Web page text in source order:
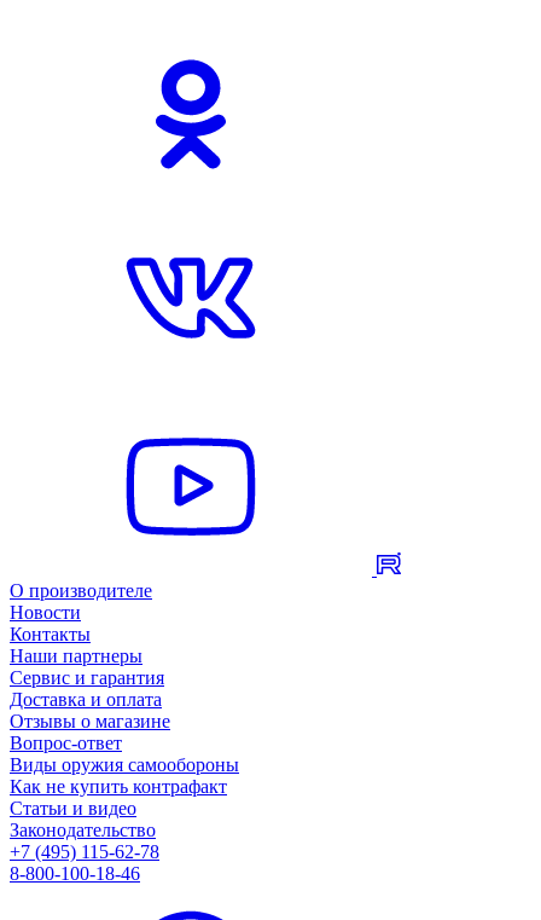
О производителе
Новости
Контакты
Наши партнеры
Сервис и гарантия
Доставка и оплата
Отзывы о магазине
Вопрос-ответ
Виды оружия самообороны
Как не купить контрафакт
Статьи и видео
Законодательство
+7 (495) 115-62-78
8-800-100-18-46